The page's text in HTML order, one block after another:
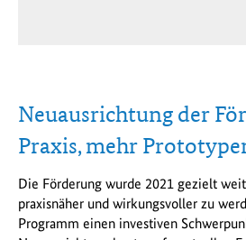
Neuausrichtung der
Praxis, mehr
Die Förderung wurde 2021 gezielt
praxisnäher und wirkungsvoller zu
Programm einen investiven